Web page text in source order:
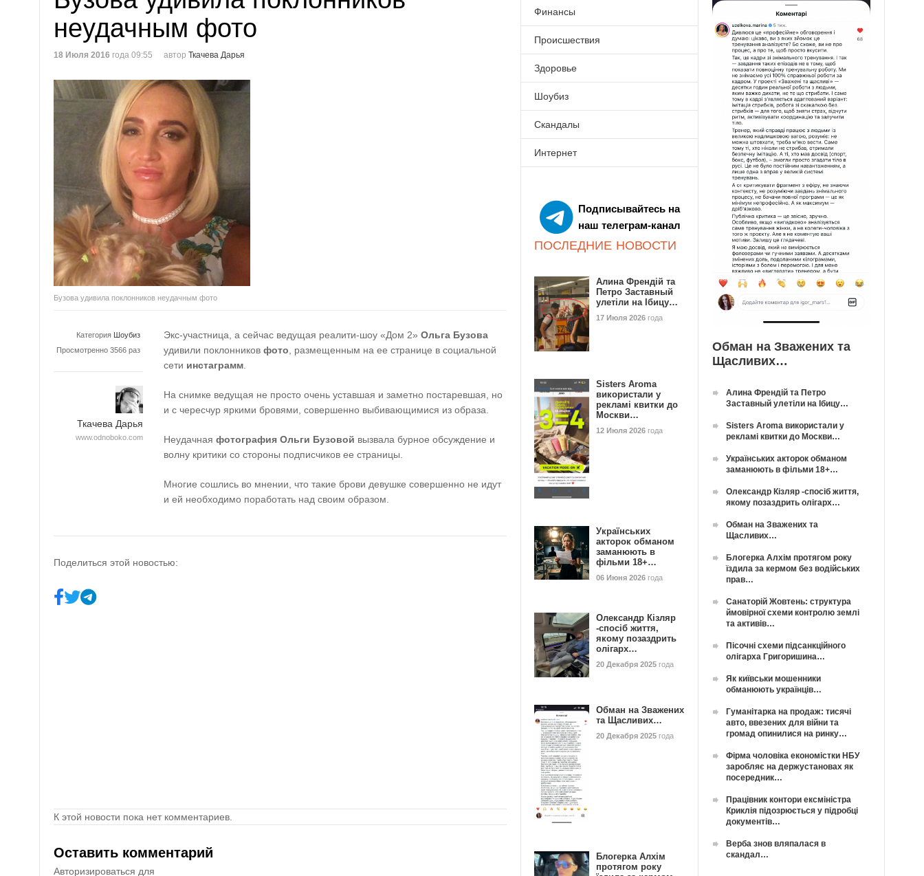
неудачным фото
18 Июля 2016 года 09:55 автор Ткачева Дарья
Бузова удивила поклонников неудачным фото
Категория Шоубиз
Просмотренно 3566 раз
Ткачева Дарья
www.odnoboko.com
Экс-участница, а сейчас ведущая реалити-шоу «Дом 2» Ольга Бузова
удивили поклонников фото , размещенным на ее странице в социальной
сети инстаграмм
На снимке ведущая не просто очень уставшая и заметно постаревшая, но
и с чересчур яркими бровями, совершенно выбивающимися из образа.
Неудачная фотография Ольги Бузовой вызвала бурное обсуждение и
волну критики со стороны подписчиков ее страницы.
Многие сошлись во мнении, что такие брови девушке совершенно не идут
и ей необходимо поработать над своим образом.
Поделиться этой новостью:
К этой новости пока нет комментариев.
Оставить комментарий
Авторизироваться для
Финансы
Происшествия
Здоровье
Шоубиз
Скандалы
Интернет
Подписывайтесь на
наш телеграм-канал
ПОСЛЕДНИЕ НОВОСТИ
Алина Френдій та
Петро Заставный
улетіли на Ібицу…
17 Июля 2026 года
Sisters Aroma
використали у
рекламі квитки до
Москви…
12 Июля 2026 года
Українських
акторок обманом
заманюють в
фільми 18+…
06 Июня 2026 года
Олександр Кізляр
-спосіб життя,
якому позаздрить
олігарх…
20 Декабря 2025 года
Обман на Зважених
та Щасливих…
20 Декабря 2025 года
Блогерка Алхім
протягом року
Обман на Зважених та
Щасливих…
Алина Френдій та Петро
Заставный улетіли на Ібицу…
Sisters Aroma використали у
рекламі квитки до Москви…
Українських акторок обманом
заманюють в фільми 18+…
Олександр Кізляр -спосіб життя,
якому позаздрить олігарх…
Обман на Зважених та
Щасливих…
Блогерка Алхім протягом року
їздила за кермом без водійських
прав…
Санаторій Жовтень: структура
ймовірної схеми контролю землі
та активів…
Пісочні схеми підсанкційного
олігарха Григоришина…
Як київськи мошенники
обманюють українців…
Гуманітарка на продаж: тисячі
авто, ввезених для війни та
громад опинилися на ринку…
Фірма чоловіка економістки НБУ
заробляє на держустановах як
посередник…
Працівник контори ексміністра
Криклія підозрюється у підробці
документів…
Верба знов вляпалася в
скандал…